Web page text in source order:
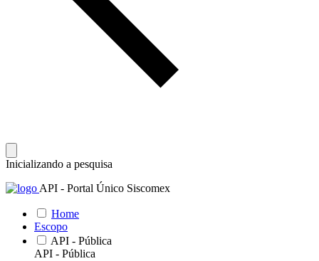
Inicializando a pesquisa
API - Portal Único Siscomex
Home
Escopo
API - Pública
API - Pública